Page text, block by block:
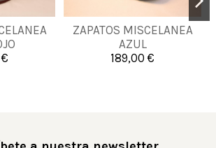
42
46
ZAPATOS MISCELANEA
AZUL
189,00 €
40 41 42
43